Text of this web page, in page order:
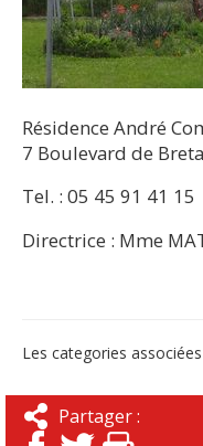
Résidence André
7 Boulevard de
Tel. : 05 45 91 41 15
Directrice : Mme
Les categories
Partager :